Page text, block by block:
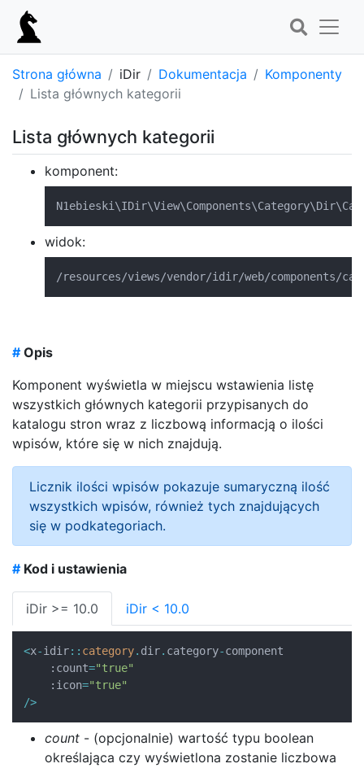
Strona główna iDir Dokumentacja
Komponenty
Lista głównych kategorii
Lista głównych kategorii
komponent:
widok:
/resources/views/vendor/idir/web/components/
#Opis
Komponent wyświetla w miejscu wstawienia listę
wszystkich głównych kategorii przypisanych do
katalogu stron wraz z liczbową informacją o ilości
wpisów, które się w nich znajdują.
Licznik ilości wpisów pokazuje sumaryczną ilość
wszystkich wpisów, również tych znajdujących
się w podkategoriach.
#Kod i ustawienia
iDir >= 10.0 iDir < 10.0
<x-idir:: category. dir. category-component
: count="true"
: icon="true"
/>
count - (opcjonalnie) wartość typu boolean
określająca czy wyświetlona zostanie liczbowa